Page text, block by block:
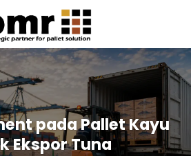
pada Pallet Kayu
Ekspor Tuna